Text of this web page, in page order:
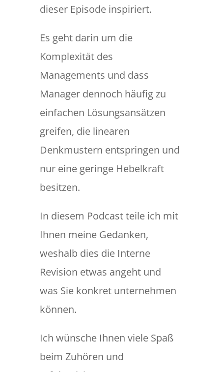
dieser Episode inspiriert.
Es geht darin um die
Komplexität des
Managements und dass
Manager dennoch häufig zu
einfachen Lösungsansätzen
greifen, die linearen
Denkmustern entspringen und
nur eine geringe Hebelkraft
besitzen.
In diesem Podcast teile ich mit
Ihnen meine Gedanken,
weshalb dies die Interne
Revision etwas angeht und
was Sie konkret unternehmen
können.
Ich wünsche Ihnen viele Spaß
beim Zuhören und